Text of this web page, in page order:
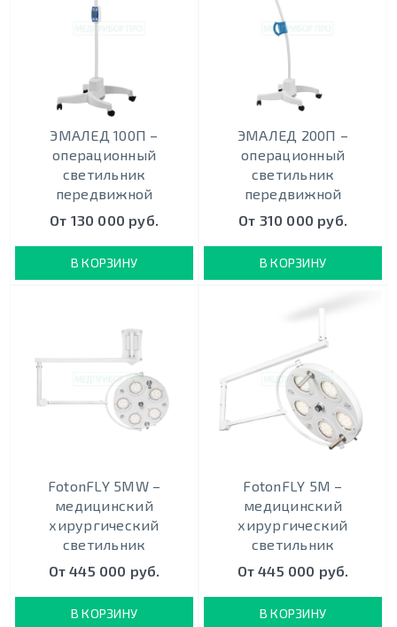
ЭМАЛЕД 100П –
операционный
светильник
передвижной
От 130 000 руб.
В КОРЗИНУ
ЭМАЛЕД 200П –
операционный
светильник
передвижной
От 310 000 руб.
В КОРЗИНУ
FotonFLY 5MW –
медицинский
хирургический
светильник
От 445 000 руб.
В КОРЗИНУ
FotonFLY 5М –
медицинский
хирургический
светильник
От 445 000 руб.
В КОРЗИНУ